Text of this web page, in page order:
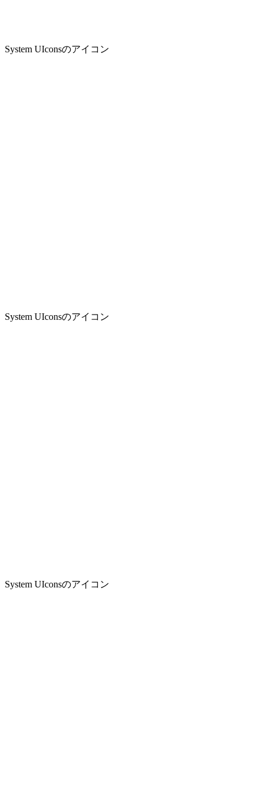
System UIconsのアイコン
System UIconsのアイコン
System UIconsのアイコン